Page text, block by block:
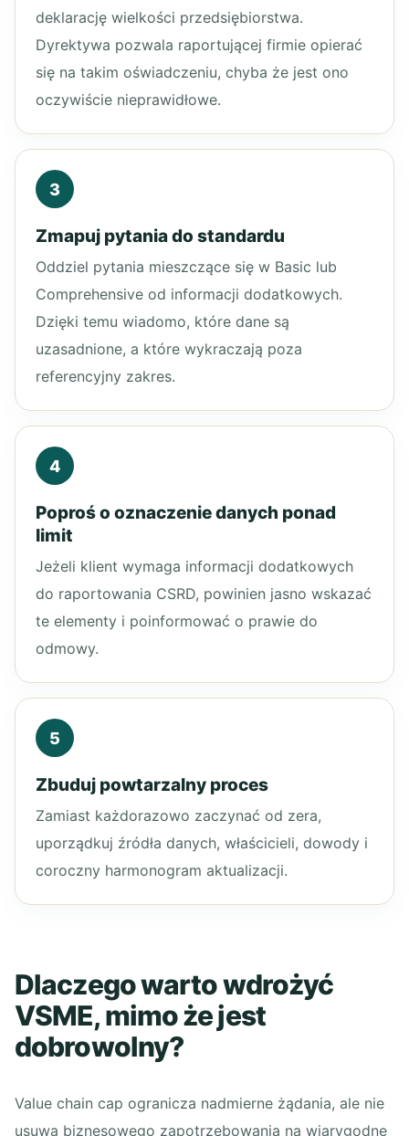
deklarację wielkości przedsiębiorstwa.
Dyrektywa pozwala raportującej firmie opierać
się na takim oświadczeniu, chyba że jest ono
oczywiście nieprawidłowe.
3
Zmapuj pytania do standardu
Oddziel pytania mieszczące się w Basic lub
Comprehensive od informacji dodatkowych.
Dzięki temu wiadomo, które dane są
uzasadnione, a które wykraczają poza
referencyjny zakres.
4
Poproś o oznaczenie danych ponad
limit
Jeżeli klient wymaga informacji dodatkowych
do raportowania CSRD, powinien jasno wskazać
te elementy i poinformować o prawie do
odmowy.
5
Zbuduj powtarzalny proces
Zamiast każdorazowo zaczynać od zera,
uporządkuj źródła danych, właścicieli, dowody i
coroczny harmonogram aktualizacji.
Dlaczego warto wdrożyć
VSME, mimo że jest
dobrowolny?
Value chain cap ogranicza nadmierne żądania, ale nie
usuwa biznesowego zapotrzebowania na wiarygodne